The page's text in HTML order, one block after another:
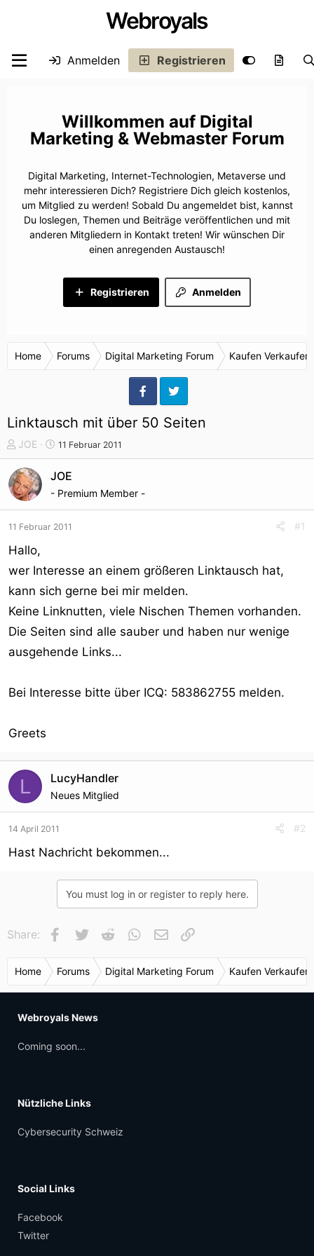
Webroyals
Anmelden Registrieren
Digital
Marketing & Webmaster Forum
Digital Marketing, Internet-Technologien, Metaverse und
mehr interessieren Dich? Registriere Dich gleich kostenlos,
um Mitglied zu werden! Sobald Du angemeldet bist, kannst
Du loslegen, Themen und Beiträge veröffentlichen und mit
anderen Mitgliedern in Kontakt treten! Wir wünschen Dir
einen anregenden Austausch!
Anmelden
Registrieren
Home Forums Digital Marketing Forum Kaufen Verkaufen
Linktausch mit über 50 Seiten
T
h
e
m
e
s
t
r
t
r
JOE
S
t
a
r
a
m
11 Februar 2011
JOE
- Premium Member -
11 Februar 2011 #1
Hallo,
wer Interesse an einem größeren Linktausch hat,
kann sich gerne bei mir melden.
Keine Linknutten, viele Nischen Themen vorhanden.
Die Seiten sind alle sauber und haben nur wenige
ausgehende Links...
Bei Interesse bitte über ICQ: 583862755 melden.
Greets
L LucyHandler
Neues Mitglied
14 April 2011 #2
Hast Nachricht bekommen...
You must log in or register to reply here.
Share: Facebook
Twitter Reddit WhatsApp
E-Mail
Home Forums Digital Marketing Forum Kaufen Verkaufen
Webroyals News
Coming soon...
Nützliche Links
Cybersecurity Schweiz
Social Links
Facebook
Twitter